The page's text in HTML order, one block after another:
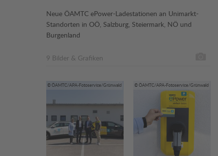
Neue ÖAMTC ePower-Ladestationen an Unimarkt-
Standorten in OÖ, Salzburg, Steiermark, NÖ und
Burgenland
9 Bilder & Grafiken
© ÖAMTC/APA-Fotoservice/Grünwald © ÖAMTC/APA-Fotoservice/Grünwald